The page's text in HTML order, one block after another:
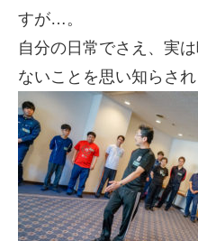
すが…。
自分の日常でさえ、実
ないことを思い知らされ